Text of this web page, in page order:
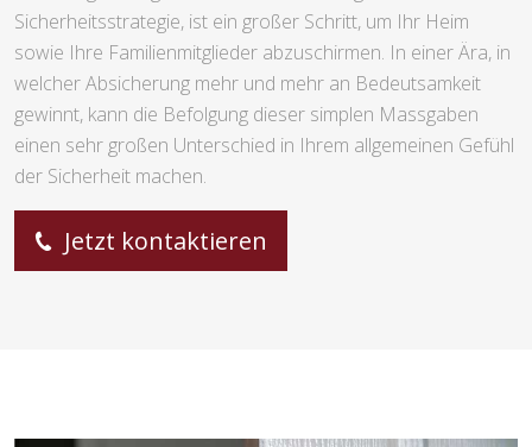
Sicherheitsstrategie, ist ein großer Schritt, um Ihr Heim
sowie Ihre Familienmitglieder abzuschirmen. In einer Ära, in
welcher Absicherung mehr und mehr an Bedeutsamkeit
gewinnt, kann die Befolgung dieser simplen Massgaben
einen sehr großen Unterschied in Ihrem allgemeinen Gefühl
der Sicherheit machen.
Jetzt kontaktieren